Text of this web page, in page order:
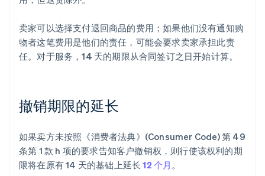
卖家可以选择支付退回商品的费用；如果他们没有通知购
物者这笔费用是他们的责任，可能会要求卖家承担此责
任。对于服务，14 天的期限从合同签订之日开始计算。
撤销期限的延长
如果卖方未按照《消费者法典》(Consumer Code) 第 49
条第 1 款 h 项的要求告知客户撤销权，则行使该权利的期
限将在原有 14 天的基础上延长12 个月 。